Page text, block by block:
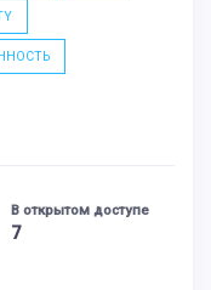
В открытом доступе
7